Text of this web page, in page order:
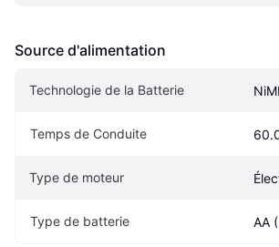
Source d'alimentation
Technologie de la Batterie
Temps de Conduite
Type de moteur
Type de batterie AA